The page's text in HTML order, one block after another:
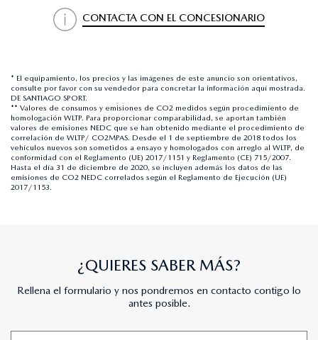
CONTACTA CON EL CONCESIONARIO
* El equipamiento, los precios y las imágenes de este anuncio son orientativos,
consulte por favor con su vendedor para concretar la información aquí mostrada.
DE SANTIAGO SPORT.
** Valores de consumos y emisiones de CO2 medidos según procedimiento de
homologación WLTP. Para proporcionar comparabilidad, se aportan también
valores de emisiones NEDC que se han obtenido mediante el procedimiento de
correlación de WLTP/ CO2MPAS. Desde el 1 de septiembre de 2018 todos los
vehículos nuevos son sometidos a ensayo y homologados con arreglo al WLTP, de
conformidad con el Reglamento (UE) 2017/1151 y Reglamento (CE) 715/2007.
Hasta el día 31 de diciembre de 2020, se incluyen además los datos de las
emisiones de CO2 NEDC correlados según el Reglamento de Ejecución (UE)
2017/1153.
¿QUIERES SABER MÁS?
Rellena el formulario y nos pondremos en contacto contigo lo
antes posible.